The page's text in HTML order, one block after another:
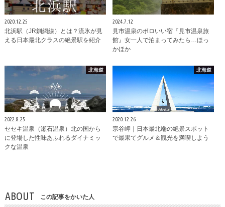
2020.12.25
北浜駅（JR釧網線）とは？流氷が見
える日本最北クラスの絶景駅を紹介
2024.7.12
見市温泉のボロいい宿『見市温泉旅
館』女一人で泊まってみたら…ほっ
かほか
北海道
2022.8.25
セセキ温泉（瀬石温泉）北の国から
に登場した性味あふれるダイナミッ
クな温泉
北海道
2020.12.26
宗谷岬｜日本最北端の絶景スポット
で最果てグルメ＆観光を満喫しよう
ABOUT この記事をかいた人